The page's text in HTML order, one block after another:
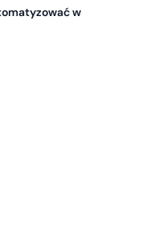
w